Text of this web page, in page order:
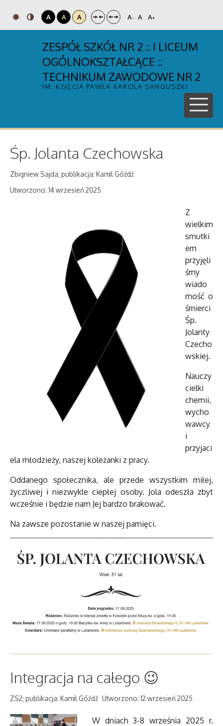
A A A A- A A+
ZESPÓŁ SZKÓŁ NR 2 :: I LICEUM
OGÓLNOKSZTAŁCĄCE ::
TECHNIKUM ZAWODOWE NR 2
IM. KSIĘCIA PAWŁA KAROLA SANGUSZKI
Śp. Jolanta Czechowska
Zbigniew Sajda; publikacja: Kamil Góźdź
Utworzono: 14 wrzesień 2025
Z
wielkim
smutki
em
przyjęli
śmy
wiado
mość o
śmierci
Śp.
Jolanty
Czecho
wskiej.
Nauczy
cielki
chemii,
wycho
wawcy
i
przyjaci
ela młodzieży, naszej koleżanki z pracy.
Oddanego społecznika, ale przede wszystkim miłej,
życzliwej i niezwykle ciepłej osoby. Jola odeszła zbyt
wcześnie i będzie nam Jej bardzo brakować.
Na zawsze pozostanie w naszej pamięci.
Integracja na całego 😉
ZS2; publikacja: Kamil Góźdź Utworzono: 12 wrzesień 2025
W dniach 3-8 września 2025 r.